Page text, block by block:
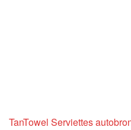
TanTowel Serviettes